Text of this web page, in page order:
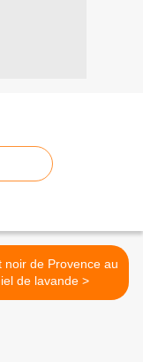
noir de Provence au
miel de lavande >